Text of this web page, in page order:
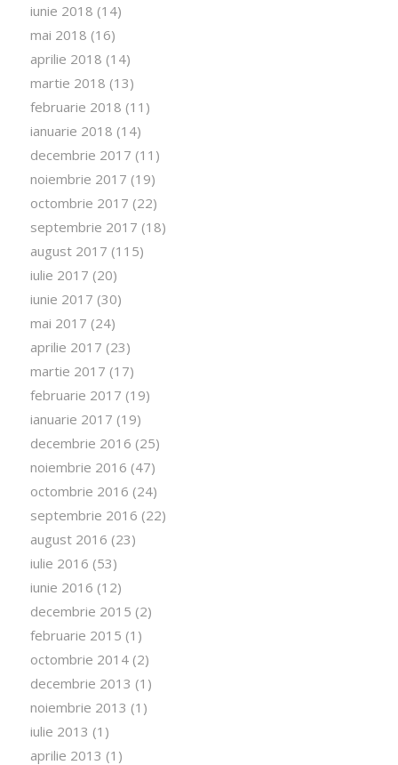
iunie 2018 (14)
mai 2018 (16)
aprilie 2018 (14)
martie 2018 (13)
februarie 2018 (11)
ianuarie 2018 (14)
decembrie 2017 (11)
noiembrie 2017 (19)
octombrie 2017 (22)
septembrie 2017 (18)
august 2017 (115)
iulie 2017 (20)
iunie 2017 (30)
mai 2017 (24)
aprilie 2017 (23)
martie 2017 (17)
februarie 2017 (19)
ianuarie 2017 (19)
decembrie 2016 (25)
noiembrie 2016 (47)
octombrie 2016 (24)
septembrie 2016 (22)
august 2016 (23)
iulie 2016 (53)
iunie 2016 (12)
decembrie 2015 (2)
februarie 2015 (1)
octombrie 2014(2)
decembrie 2013 (1)
noiembrie 2013 (1)
iulie 2013 (1)
aprilie 2013 (1)